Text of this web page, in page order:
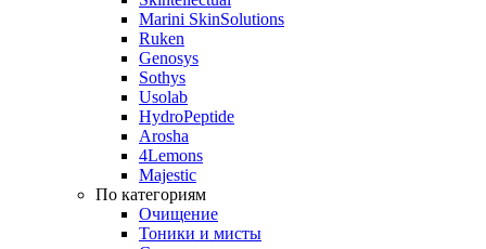
Marini SkinSolutions
Ruken
Genosys
Sothys
Usolab
HydroPeptide
Arosha
4Lemons
Majestic
По категориям
Очищение
Тоники и мисты